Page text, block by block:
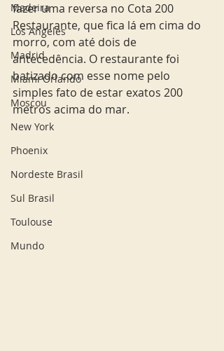
Madeira
Los Angeles
Madrid
Miami Orlando
Moscou
New York
Phoenix
Nordeste Brasil
Sul Brasil
Toulouse
Mundo
fazer uma reversa no Cota 200
Restaurante, que fica lá em cima do
morro, com até dois de
antecedência. O restaurante foi
batizado com esse nome pelo
simples fato de estar exatos 200
metros acima do mar.